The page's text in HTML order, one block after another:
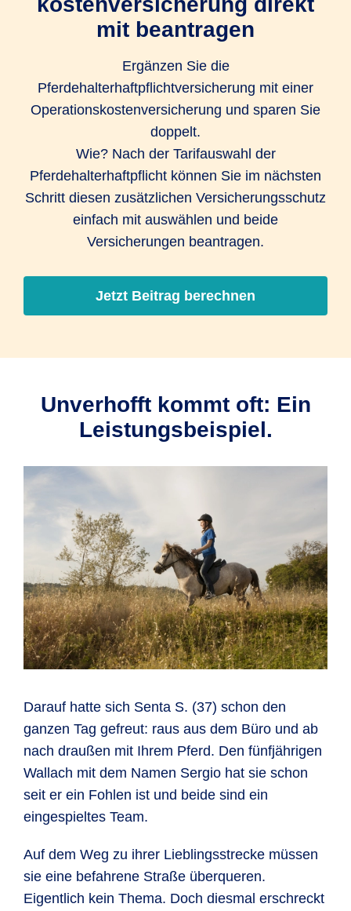
mit beantragen
Ergänzen Sie die
Pferdehalterhaftpflichtversicherung mit einer
Operations­kosten­versicherung und sparen Sie
doppelt.
Wie? Nach der Tarifauswahl der
Pferdehalterhaftpflicht können Sie im nächsten
Schritt diesen zusätzlichen Versicherungsschutz
einfach mit auswählen und beide
Versicherungen beantragen.
Jetzt Beitrag berechnen
Unverhofft kommt oft: Ein
Leistungsbeispiel.
Darauf hatte sich Senta S. (37) schon den
ganzen Tag gefreut: raus aus dem Büro und ab
nach draußen mit Ihrem Pferd. Den fünfjährigen
Wallach mit dem Namen Sergio hat sie schon
seit er ein Fohlen ist und beide sind ein
eingespieltes Team.
Auf dem Weg zu ihrer Lieblingsstrecke müssen
sie eine befahrene Straße überqueren.
Eigentlich kein Thema. Doch diesmal erschreckt